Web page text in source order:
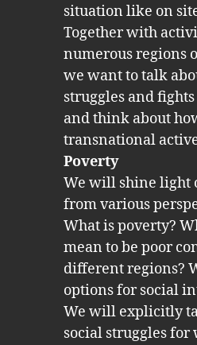
situation like on
Together with
numerous regions
we want to talk
struggles and
and think about
transnational
Poverty
We will shine light
from various
What is poverty?
mean to be poor
different regions?
options for social
We will explicitly
social struggles